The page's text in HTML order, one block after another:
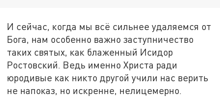
И сейчас, когда мы всё сильнее удаляемся от
Бога, нам особенно важно заступничество
таких святых, как блаженный Исидор
Ростовский. Ведь именно Христа ради
юродивые как никто другой учили нас верить
не напоказ, но искренне, нелицемерно.